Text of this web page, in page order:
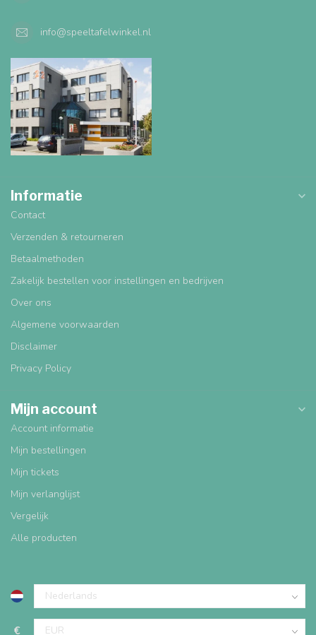
info@speeltafelwinkel.nl
Informatie
Contact
Verzenden & retourneren
Betaalmethoden
Zakelijk bestellen voor instellingen en bedrijven
Over ons
Algemene voorwaarden
Disclaimer
Privacy Policy
Mijn account
Account informatie
Mijn bestellingen
Mijn tickets
Mijn verlanglijst
Vergelijk
Alle producten
€